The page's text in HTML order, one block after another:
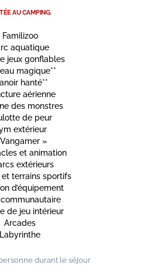
AU CAMPING.
Familizoo
aquatique
jeux gonflables
magique**
hanté**
aérienne
des monstres
de peur
extérieur
»
et animation
extérieurs
et terrains sportifs
d’équipement
de jeu intérieur
Arcades
Labyrinthe
durant le séjour